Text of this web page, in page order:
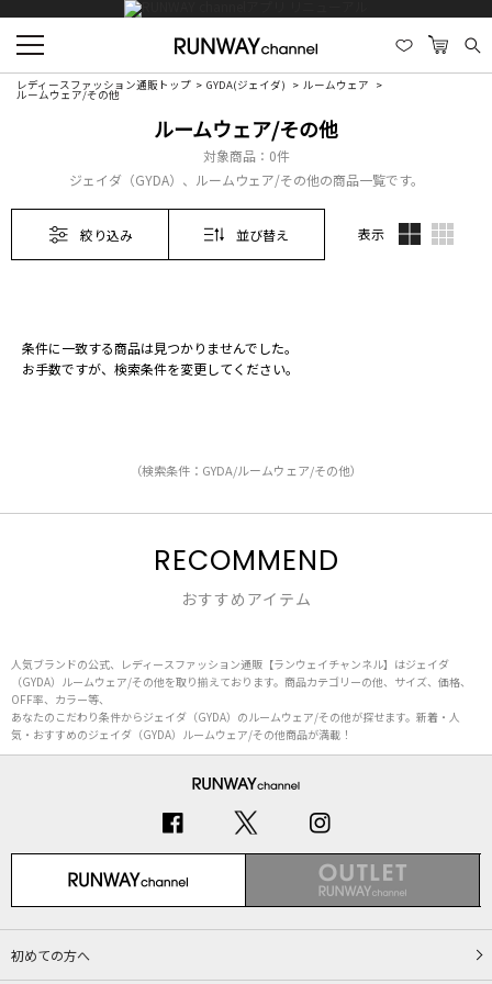
レディースファッション通販トップ GYDA(ジェイダ) ルームウェア
ルームウェア/その他
ルームウェア/その他
対象商品： 0件
ジェイダ（GYDA）、ルームウェア/その他の商品一覧です。
絞り込み 並び替え 表示
条件に一致する商品は見つかりませんでした。
お手数ですが、検索条件を変更してください。
（検索条件：GYDA/ルームウェア/その他）
RECOMMEND
おすすめアイテム
人気ブランドの公式、レディースファッション通販【ランウェイチャンネル】はジェイダ
（GYDA）ルームウェア/その他を取り揃えております。商品カテゴリーの他、サイズ、価格、
OFF率、カラー等、
あなたのこだわり条件からジェイダ（GYDA）のルームウェア/その他が探せます。新着・人
気・おすすめのジェイダ（GYDA）ルームウェア/その他商品が満載！
初めての方へ